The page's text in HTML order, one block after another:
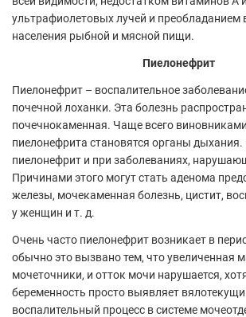
ультрафиолетовых лучей и преобладанием
населения рыбной и мясной пищи.
Пиелонефрит
Пиелонефрит – воспалительное
почечной лоханки. Эта болезнь
почечнокаменная. Чаще всего
пиелонефрита становятся органы дыхания.
пиелонефрит и при заболеваниях,
Причинами этого могут стать аденома
железы, мочекаменная болезнь, цистит,
у женщин и т. д.
Очень часто пиелонефрит возникает в
обычно это вызвано тем, что увеличенная
мочеточники, и отток мочи нарушается,
беременность просто выявляет
воспалительный процесс в системе